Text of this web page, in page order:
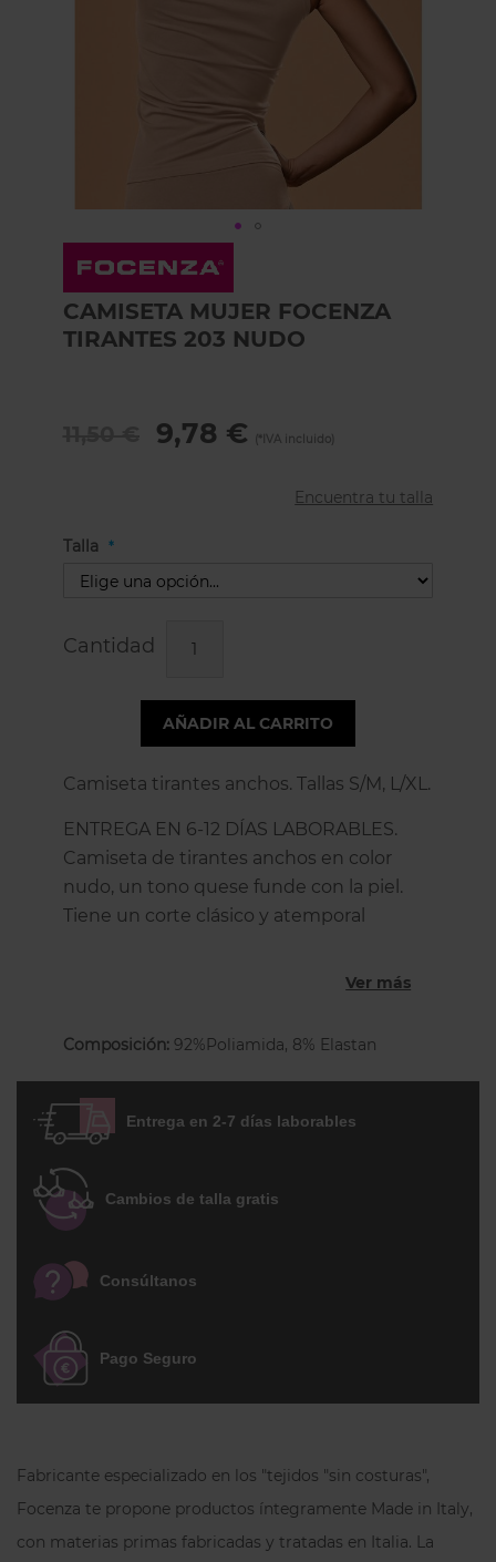
CAMISETA MUJER FOCENZA
TIRANTES 203 NUDO
9,78 €
Encuentra tu talla
Talla
Cantidad
AÑADIR AL CARRITO
Camiseta tirantes anchos. Tallas S/M, L/XL.
ENTREGA EN 6-12 DÍAS LABORABLES.
Camiseta de tirantes anchos en color
nudo, un tono quese funde con la piel.
Tiene un corte clásico y atemporal
look. Puedes usar esta camisetas de
chaqueta. Una camiseta de tirantes
anchos versátil y atemporal que se
adapta muy bien a tus looks gracias a su
elegante gran variedad de colores.
Ver más
Composición: 92%Poliamida, 8% Elastan
beginning
Entrega en 2-7 días laborables
Cambios de talla gratis
Consúltanos
Pago Seguro
Fabricante especializado en los "tejidos "sin costuras",
Focenza te propone productos íntegramente Made in Italy,
con materias primas fabricadas y tratadas en Italia. La